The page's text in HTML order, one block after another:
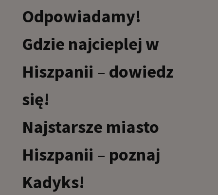
Odpowiadamy!
Gdzie najcieplej w
Hiszpanii – dowiedz
się!
Najstarsze miasto
Hiszpanii – poznaj
Kadyks!